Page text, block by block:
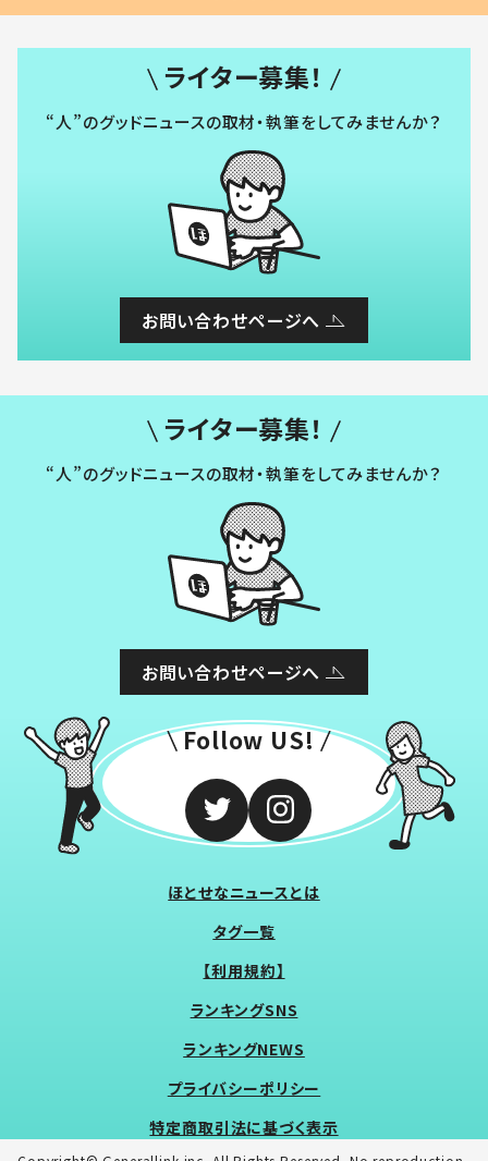
ライター募集！
“人”のグッドニュースの取材・執筆をしてみませんか？
お問い合わせページへ
ライター募集！
“人”のグッドニュースの取材・執筆をしてみませんか？
お問い合わせページへ
Follow US!
ほとせなニュースとは
タグ一覧
【利用規約】
ランキングSNS
ランキングNEWS
プライバシーポリシー
特定商取引法に基づく表示